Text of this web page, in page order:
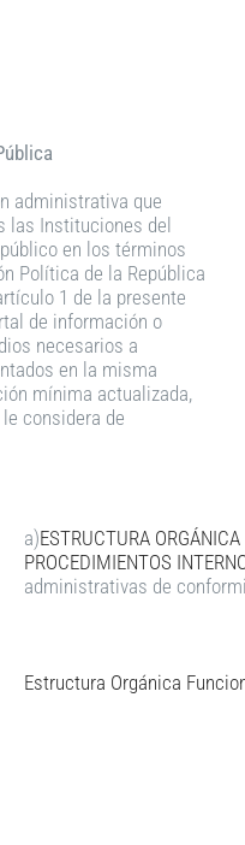
administrativa que
las Instituciones del
en los términos
Política de la República
1 de la presente
de información o
necesarios a
en la misma
mínima actualizada,
considera de
a)ESTRUCTURA
PROCEDIMIENTOS
administrativas de
Estructura Orgánica